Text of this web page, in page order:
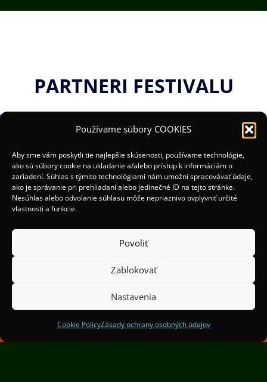
Používame súbory COOKIES
Aby sme vám poskytli tie najlepšie skúsenosti, používame technológie,
ako sú súbory cookie na ukladanie a/alebo prístup k informáciám o
zariadení. Súhlas s týmito technológiami nám umožní spracovávať údaje,
ako je správanie pri prehliadaní alebo jedinečné ID na tejto stránke.
Nesúhlas alebo odvolanie súhlasu môže nepriaznivo ovplyvniť určité
vlastnosti a funkcie.
Povoliť
Zablokovať
Nastavenia
Cookie PolicyZásady ochrany osobných údajov
PARTNERI FESTIVALU
(c) 2025 Organizátori: Mesto Žilina a OOCR Malá
Spoluorganizátori:Institut Světelného Designu